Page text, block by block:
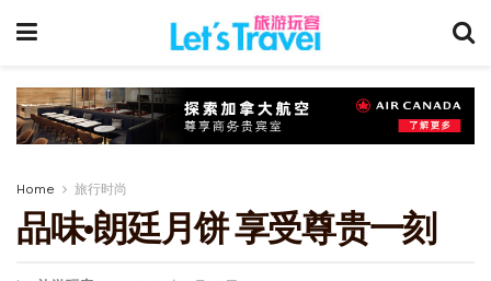
Home 旅行时尚
品味·朗廷月饼 享受尊贵一刻